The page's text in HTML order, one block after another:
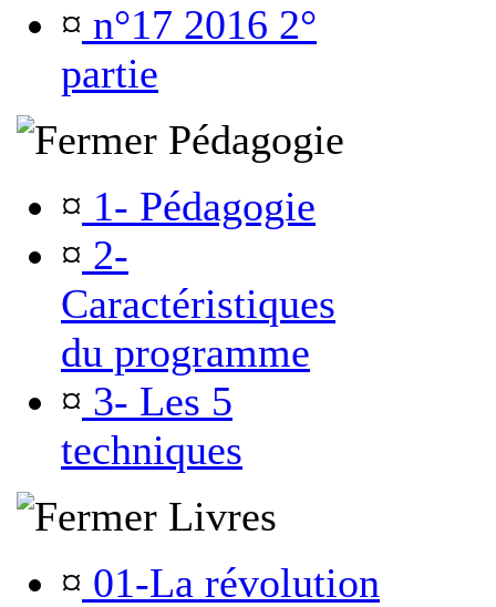
¤ n°17 2016 2°
partie
Pédagogie
¤ 1- Pédagogie
¤ 2-
Caractéristiques
du programme
¤ 3- Les 5
techniques
Livres
¤ 01-La révolution